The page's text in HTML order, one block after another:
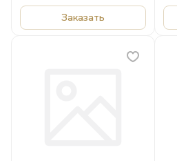
Заказать